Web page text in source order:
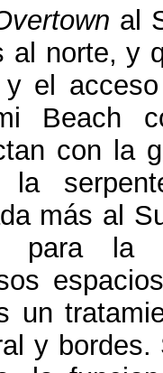
al
al norte,y
el acceso
Beach
con la
más al
para
un
y bordes.